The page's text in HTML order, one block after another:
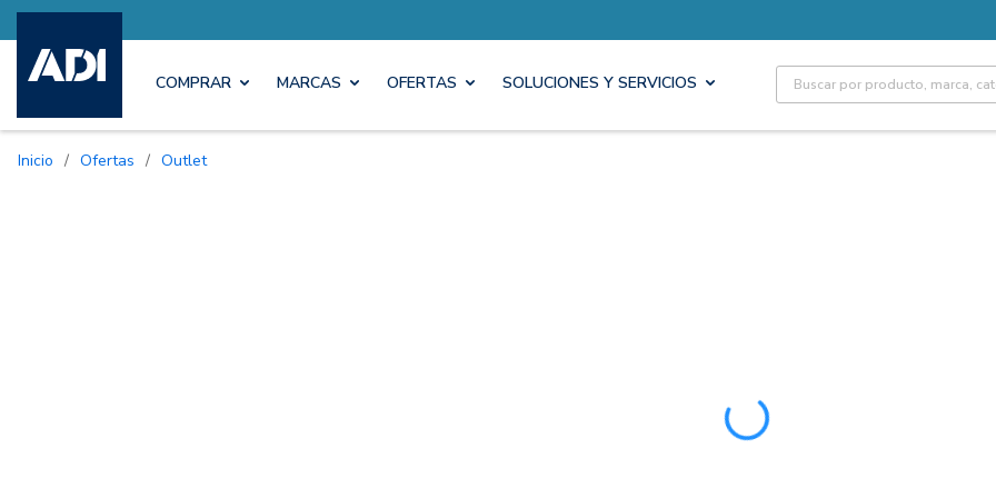
COMPRAR MARCAS OFERTAS SOLUCIONES Y SERVICIOS Site Search
Inicio / Ofertas / Outlet